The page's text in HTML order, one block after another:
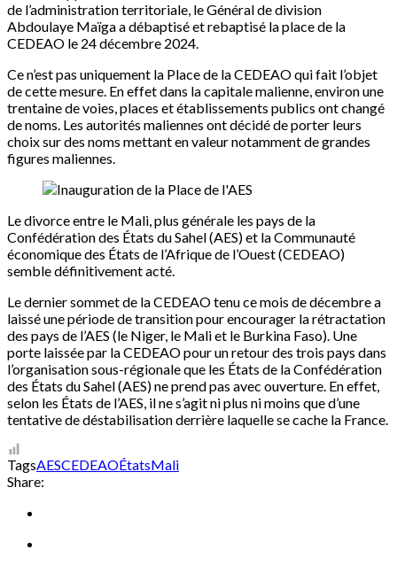
de l’administration territoriale, le Général de division
Abdoulaye Maïga a débaptisé et rebaptisé la place de la
CEDEAO le 24 décembre 2024.
Ce n’est pas uniquement la Place de la CEDEAO qui fait l’objet
de cette mesure. En effet dans la capitale malienne, environ une
trentaine de voies, places et établissements publics ont changé
de noms. Les autorités maliennes ont décidé de porter leurs
choix sur des noms mettant en valeur notamment de grandes
figures maliennes.
Le divorce entre le Mali, plus générale les pays de la
Confédération des États du Sahel (AES) et la Communauté
économique des États de l’Afrique de l’Ouest (CEDEAO)
semble définitivement acté.
Le dernier sommet de la CEDEAO tenu ce mois de décembre a
laissé une période de transition pour encourager la rétractation
des pays de l’AES (le Niger, le Mali et le Burkina Faso). Une
porte laissée par la CEDEAO pour un retour des trois pays dans
l’organisation sous-régionale que les États de la Confédération
des États du Sahel (AES) ne prend pas avec ouverture. En effet,
selon les États de l’AES, il ne s’agit ni plus ni moins que d’une
tentative de déstabilisation derrière laquelle se cache la France.
TagsAESCEDEAOÉtatsMali
Share: